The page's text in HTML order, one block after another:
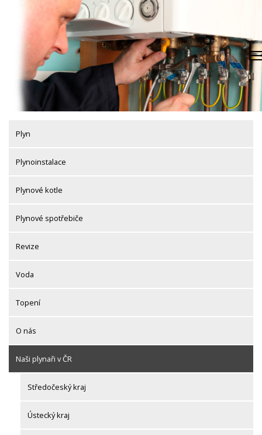
Plyn
Plynoinstalace
Plynové kotle
Plynové spotřebiče
Revize
Voda
Topení
O nás
Naši plynaři v ČR
Středočeský kraj
Ústecký kraj